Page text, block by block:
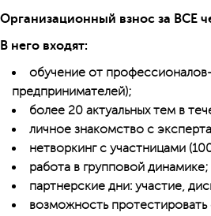
Организационный взнос за ВСЕ
В него входят:
обучение от
предпринимателей);
более 20 актуальных тем в
личное знакомство с
нетворкинг с участницами
работа в групповой динамике;
партнерские дни: участие,
возможность